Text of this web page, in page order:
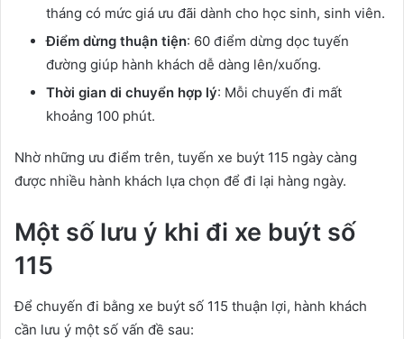
tháng có mức giá ưu đãi dành cho học sinh, sinh viên.
Điểm dừng thuận tiện: 60 điểm dừng dọc tuyến
đường giúp hành khách dễ dàng lên/xuống.
Thời gian di chuyển hợp lý: Mỗi chuyến đi mất
khoảng 100 phút.
Nhờ những ưu điểm trên, tuyến xe buýt 115 ngày càng
được nhiều hành khách lựa chọn để đi lại hàng ngày.
Một số lưu ý khi đi xe buýt số
115
Để chuyến đi bằng xe buýt số 115 thuận lợi, hành khách
cần lưu ý một số vấn đề sau: